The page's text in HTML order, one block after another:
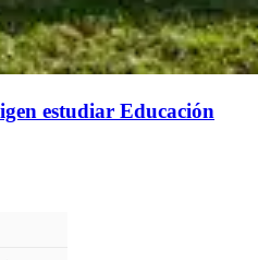
estudiar Educación